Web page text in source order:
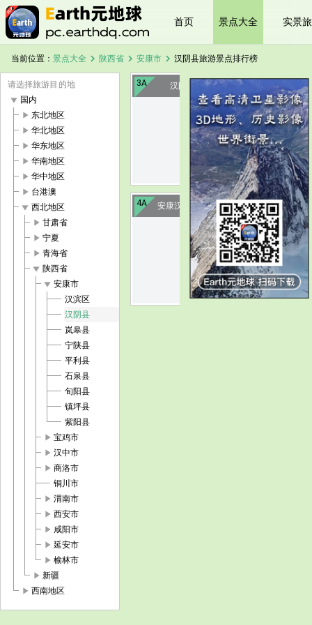
首页 景点大全 实景
当前位置： 景点大全 chevron_right 陕西省 chevron_right 安康市 chevron_right 汉阴县旅游景点排行榜
请选择旅游目的地
play_arrow 国内
play_arrow 东北地区
play_arrow 华北地区
play_arrow 华东地区
play_arrow 华南地区
play_arrow 华中地区
play_arrow 台港澳
play_arrow 西北地区
play_arrow 甘肃省
play_arrow 宁夏
play_arrow 青海省
play_arrow 陕西省
play_arrow 安康市
汉滨区
汉阴县
岚皋县
宁陕县
平利县
石泉县
旬阳县
镇坪县
紫阳县
play_arrow 宝鸡市
play_arrow 汉中市
play_arrow 商洛市
铜川市
play_arrow 渭南市
play_arrow 西安市
play_arrow 咸阳市
play_arrow 延安市
play_arrow 榆林市
play_arrow 新疆
play_arrow 西南地区
3A
image
汉阴龙岗生态
4A
image
安康汉阴凤堰古梯田